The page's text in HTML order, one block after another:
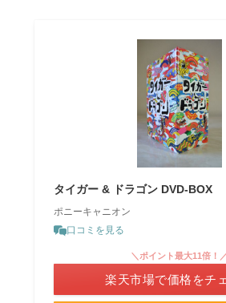
タイガー & ドラゴン DVD-BOX
ポニーキャニオン
口コミを見る
＼ポイント最大11倍！
楽天市場で価格をチ